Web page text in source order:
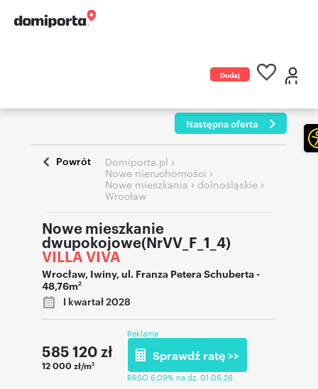
Dodaj
Następna oferta
Powrót Domiporta.pl ›
Nowe nieruchomości ›
Nowe mieszkania › dolnośląskie ›
Wrocław
Nowe mieszkanie
dwupokojowe(NrVV_F_1_4)
VILLA VIVA
Wrocław, Iwiny, ul. Franza Petera Schuberta-
48,76m2
I kwartał 2028
585 120 zł
12 000 zł/m2
Reklama
Sprawdź ratę >>
RRSO 6,09% na dz. 01.06.26